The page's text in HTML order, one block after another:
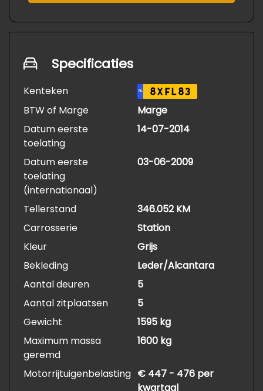
Specificaties
Kenteken NL 8XFL83
BTW of Marge
Marge
Datum eerste
toelating
14-07-2014
Datum eerste
toelating
(internationaal)
03-06-2009
Tellerstand
346.052 KM
Carrosserie
Station
Kleur
Grijs
Bekleding
Leder/Alcantara
Aantal deuren
5
Aantal zitplaatsen
5
Gewicht
1595 kg
Maximum massa
geremd
1600 kg
Motorrijtuigenbelasting € 447 - 476 per
kwartaal